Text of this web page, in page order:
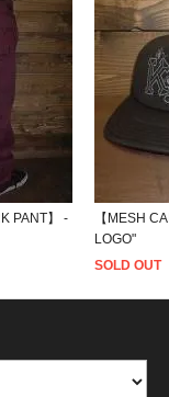
PANT】 -
【MESH
LOGO"
SOLD OUT